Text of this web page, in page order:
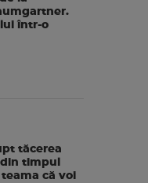
într-o
tăcerea
timpul
că voi